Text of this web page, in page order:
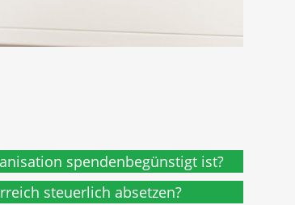
spendenbegünstigt ist?
steuerlich absetzen?